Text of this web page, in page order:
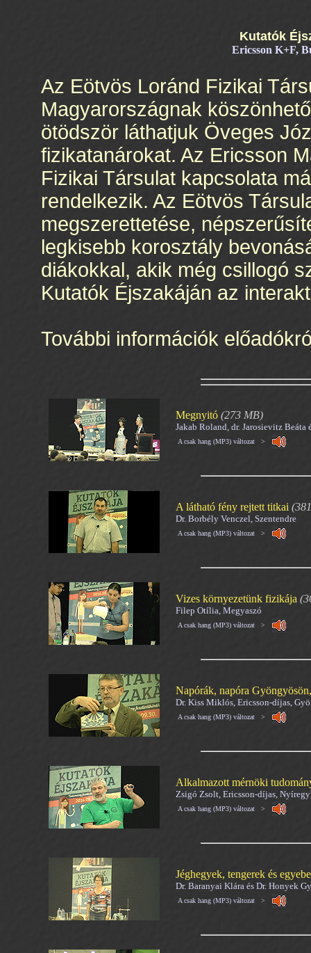
Kutatók
Ericsson K+F,
Az Eötvös Loránd Fizikai
Magyarországnak
ötödször láthatjuk Öveges
fizikatanárokat. Az Ericsson
Fizikai Társulat kapcsolata
rendelkezik. Az Eötvös
megszerettetése,
legkisebb korosztály
diákokkal, akik még csillogó
Kutatók Éjszakáján az
További információk
Megnyitó (273 MB)
Jakab Roland, dr. Jarosievitz Beáta
A csak hang (MP3) változat >
A látható fény rejtett titkai
Dr. Borbély Venczel, Szentendre
A csak hang (MP3) változat >
Vizes környezetünk fizikája
Filep Otília, Megyaszó
A csak hang (MP3) változat >
Napórák, napóra
Dr. Kiss Miklós, Ericsson-díjas,
A csak hang (MP3) változat >
Alkalmazott mérnöki
Zsigó Zsolt, Ericsson-díjas,
A csak hang (MP3) változat >
Jéghegyek, tengerek és
Dr. Baranyai Klára és Dr. Honyek
A csak hang (MP3) változat >